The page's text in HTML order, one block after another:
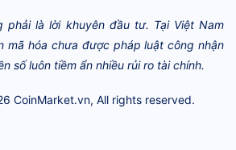
phải là lời khuyên đầu tư. Tại Việt Nam
mã hóa chưa được pháp luật công nhận
số luôn tiềm ẩn nhiều rủi ro tài chính.
CoinMarket.vn, All rights reserved.